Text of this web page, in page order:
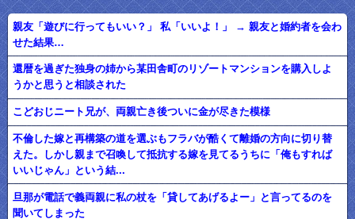
親友「遊びに行ってもいい？」 私「いいよ！」 → 親友と婚約者を会わ
せた結果…
還暦を過ぎた独身の姉から某田舎町のリゾートマンションを購入しよ
うかと思うと相談された
こどおじニート兄が、両親亡き後ついに金が尽きた模様
不倫した嫁と再構築の道を選ぶもフラバが酷くて離婚の方向に切り替
えた。しかし親まで召喚して抵抗する嫁を見てるうちに「俺もすれば
いいじゃん」という結...
旦那が電話で義両親に私の杖を「貸してあげるよー」と言ってるのを
聞いてしまった